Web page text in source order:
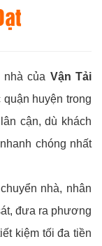
của Vận Tải
huyện trong
cận, dù khách
chóng nhất
nhà, nhân
đưa ra phương
kiệm tối đa tiền